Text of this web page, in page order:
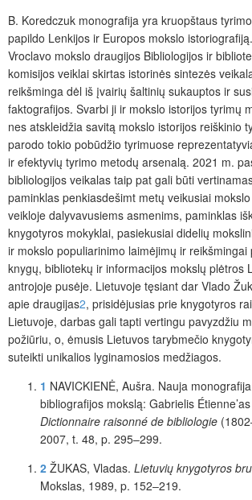
B. Koredczuk monografija yra kruopštaus
papildo Len­kijos ir Europos mokslo
Vroclavo mokslo draugijos Bibliologijos ir
komisijos veiklai skirtas istorinės sintezės
reikšminga dėl iš įvairių šaltinių sukauptos ir
faktografijos. Svarbi ji ir mokslo istorijos tyrimų
nes atskleidžia savitą mokslo istorijos reiškinio
parodo tokio pobūdžio tyrimuose
ir efektyvių tyrimo metodų arsenalą. 2021 m.
bibliologijos veikalas taip pat gali būti
paminklas penkiasdešimt metų veikusiai
veikloje dalyvavusiems asmenims, paminklas
knygotyros mokyklai, pasiekusiai didelių
ir mokslo populiarinimo laimėjimų ir reikšmingai
knygų, bibliotekų ir informacijos mokslų plėtros
antrojoje pusėje. Lietuvoje tęsiant dar Vlado
apie draugijas2, prisidėjusias prie knygotyros
Lietuvoje, darbas gali tapti vertingu pavyzdžiu
požiūriu, o, ėmusis Lietuvos tarybmečio
suteikti unikalios lyginamosios medžiagos.
1 NAVICKIENĖ, Aušra. Nauja
bibliografijos mokslą: Gabrielis Étienne’as
Dictionnaire raisonné de bibliologie
2007, t. 48, p. 295–299.
2 ŽUKAS, Vladas. Lietuvių knygotyros
Mokslas, 1989, p. 152‒219.